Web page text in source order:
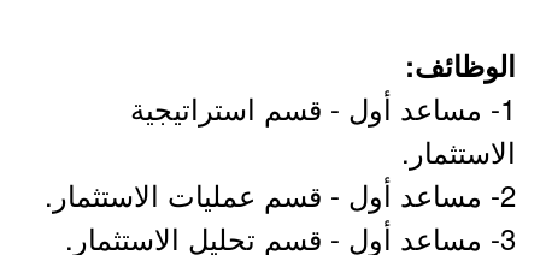
الوظائف:
1- مساعد أول - قسم استراتيجية
الاستثمار.
2- مساعد أول - قسم عمليات الاستثمار.
3- مساعد أول - قسم تحليل الاستثمار.